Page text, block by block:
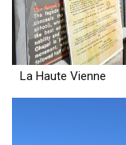
La Haute Vienne